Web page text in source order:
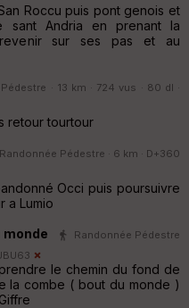
Roccu puis pont genois et
sant Andria en prenant la
sur ses pas et au
· 13 km · 724 vus · 80 dl ·
retour tourtour
Randonnée Pédestre · 6 km · D+360
Occi puis poursuivre
a Lumio
monde
Randonnée Pédestre
le chemin du fond de
la combe ( bout du monde )